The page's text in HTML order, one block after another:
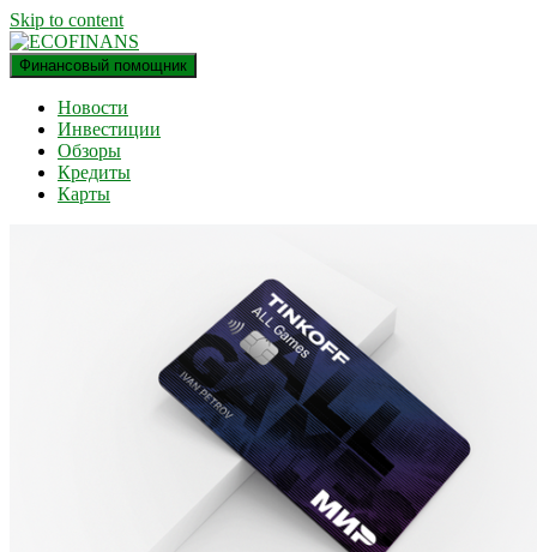
Skip to content
ECOFINANS
финансовый блог
Финансовый помощник
Новости
Инвестиции
Обзоры
Кредиты
Карты